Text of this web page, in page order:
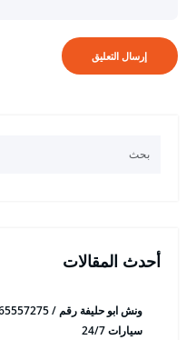
أحدث المقالات
سيارات 24/7